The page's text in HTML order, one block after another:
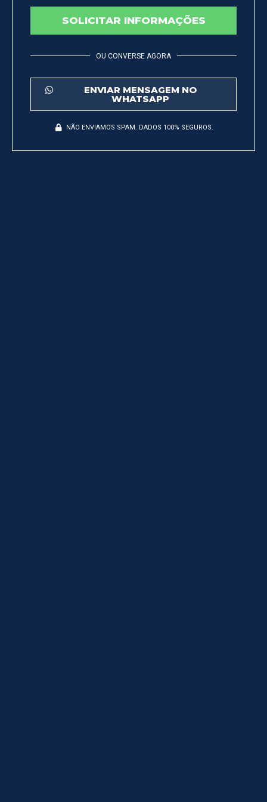
SOLICITAR INFORMAÇÕES
OU CONVERSE AGORA
ENVIAR MENSAGEM NO
WHATSAPP
NÃO ENVIAMOS SPAM. DADOS 100% SEGUROS.